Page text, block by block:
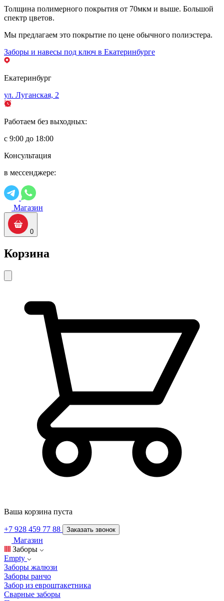
Толщина полимерного покрытия от 70мкм и выше. Большой
спектр цветов.
Мы предлагаем это покрытие по цене обычного полиэстера.
Заборы и навесы под ключ в Екатеринбурге
Екатеринбург
ул. Луганская, 2
Работаем без выходных:
с 9:00 до 18:00
Консультация
в мессенджере:
Магазин
0
Корзина
Ваша корзина пуста
+7 928 459 77 88 Заказать звонок
Магазин
Заборы
Empty
Заборы жалюзи
Заборы ранчо
Забор из евроштакетника
Сварные заборы